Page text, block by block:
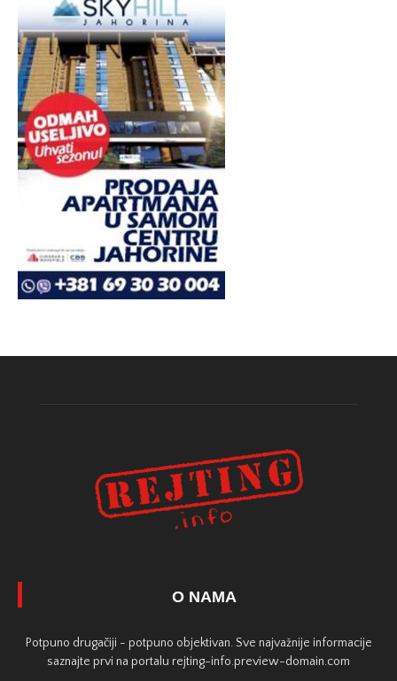
O NAMA
Potpuno drugačiji - potpuno objektivan. Sve najvažnije informacije
saznajte prvi na portalu rejting-info.preview-domain.com